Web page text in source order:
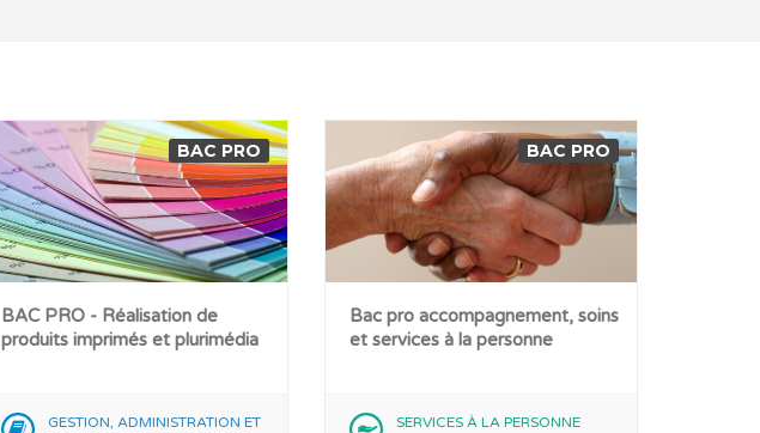
BAC PRO
BAC PRO - Réalisation de
produits imprimés et plurimédia
GESTION, ADMINISTRATION ET
BAC PRO
Bac pro accompagnement, soins
et services à la personne
SERVICES À LA PERSONNE